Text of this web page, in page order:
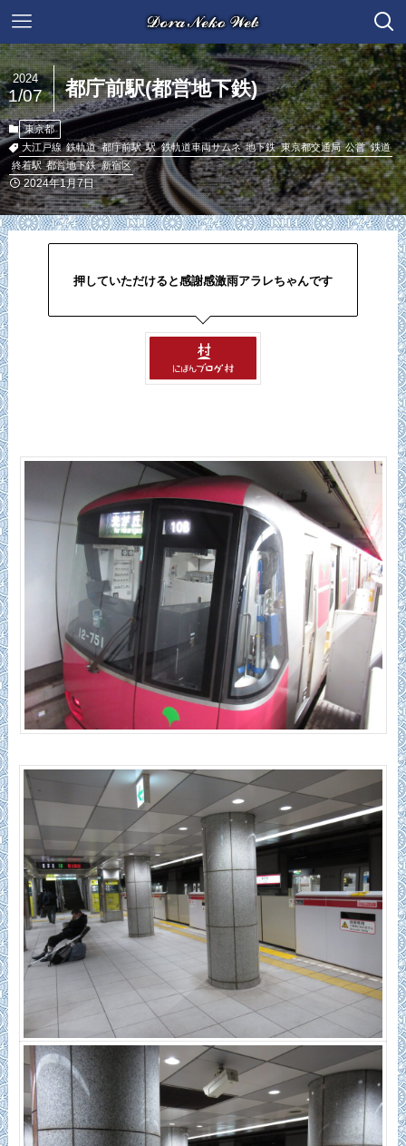
都庁前駅(都営地下鉄)
2024
1/07
東京都
大江戸線 鉄軌道 都庁前駅 駅 鉄軌道車両サムネ 地下鉄 東京都交通局 公営 鉄道
終着駅 都営地下鉄 新宿区
2024年1月7日
押していただけると感謝感激雨アラレちゃんです